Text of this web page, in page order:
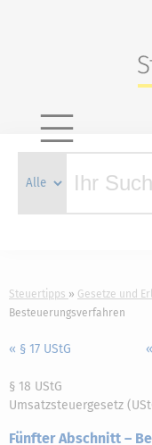
Steuertipps Gesetze und
Besteuerungsverfahren
« § 17 UStG
§ 18 UStG
Umsatzsteuergesetz
Fünfter Abschnitt –